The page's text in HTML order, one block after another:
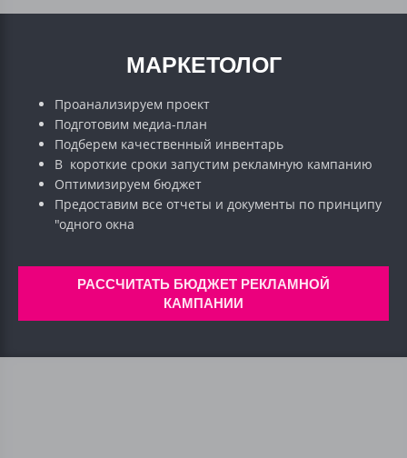
МАРКЕТОЛОГ
Проанализируем проект
Подготовим медиа-план
Подберем качественный инвентарь
В короткие сроки запустим рекламную кампанию
Оптимизируем бюджет
Предоставим все отчеты и документы по принципу
"одного окна
РАССЧИТАТЬ БЮДЖЕТ РЕКЛАМНОЙ
КАМПАНИИ